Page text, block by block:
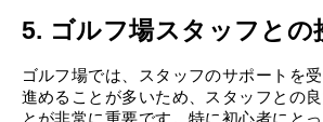
5. ゴルフ場スタッフとの
ゴルフ場では、スタッフのサポートを
進めることが多いため、スタッフとの